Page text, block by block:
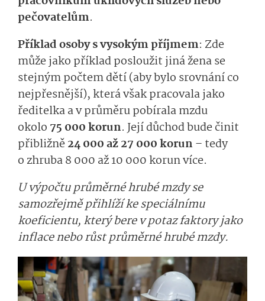
pečovatelům.
Příklad osoby s vysokým příjmem: Zde
může jako příklad posloužit jiná žena se
stejným počtem dětí (aby bylo srovnání co
nejpřesnější), která však pracovala jako
ředitelka a v průměru pobírala mzdu
okolo 75 000 ko­run. Její důchod bude činit
přibližně24 000 až 27 000 korun– tedy
o zhruba 8 000 až 10 000 korun více.
U výpočtu průměrné hrubé mzdy se
samozřejmě přihlíží ke speciálnímu
koeficientu, který bere v potaz faktory jako
inflace nebo růst průměrné hrubé mzdy.